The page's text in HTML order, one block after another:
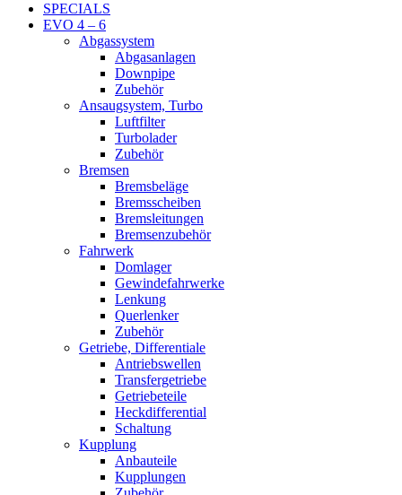
SPECIALS
EVO 4 – 6
Abgassystem
Abgasanlagen
Downpipe
Zubehör
Ansaugsystem, Turbo
Luftfilter
Turbolader
Zubehör
Bremsen
Bremsbeläge
Bremsscheiben
Bremsleitungen
Bremsenzubehör
Fahrwerk
Domlager
Gewindefahrwerke
Lenkung
Querlenker
Zubehör
Getriebe, Differentiale
Antriebswellen
Transfergetriebe
Getriebeteile
Heckdifferential
Schaltung
Kupplung
Anbauteile
Kupplungen